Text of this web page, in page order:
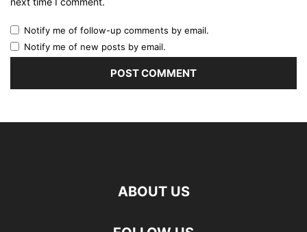
Notify me of follow-up comments by email.
Notify me of new posts by email.
ABOUT US